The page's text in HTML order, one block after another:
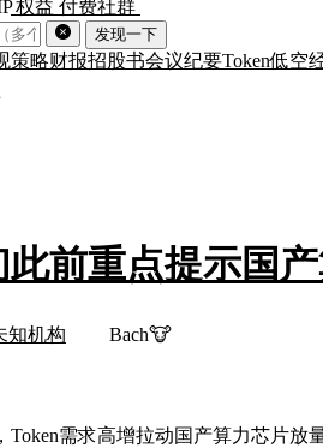
权益 付费社群
发现一下
策略财报招股书会议纪要Token低空
前重点提示国
知机构 Bach🐮
Token需求高增拉动国产算力芯片